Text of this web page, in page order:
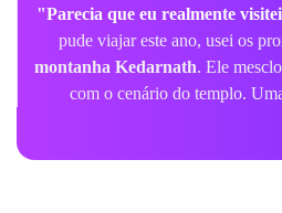
"Parecia que eu realmente
pude viajar este ano, usei os
montanha Kedarnath. Ele
com o cenário do templo.